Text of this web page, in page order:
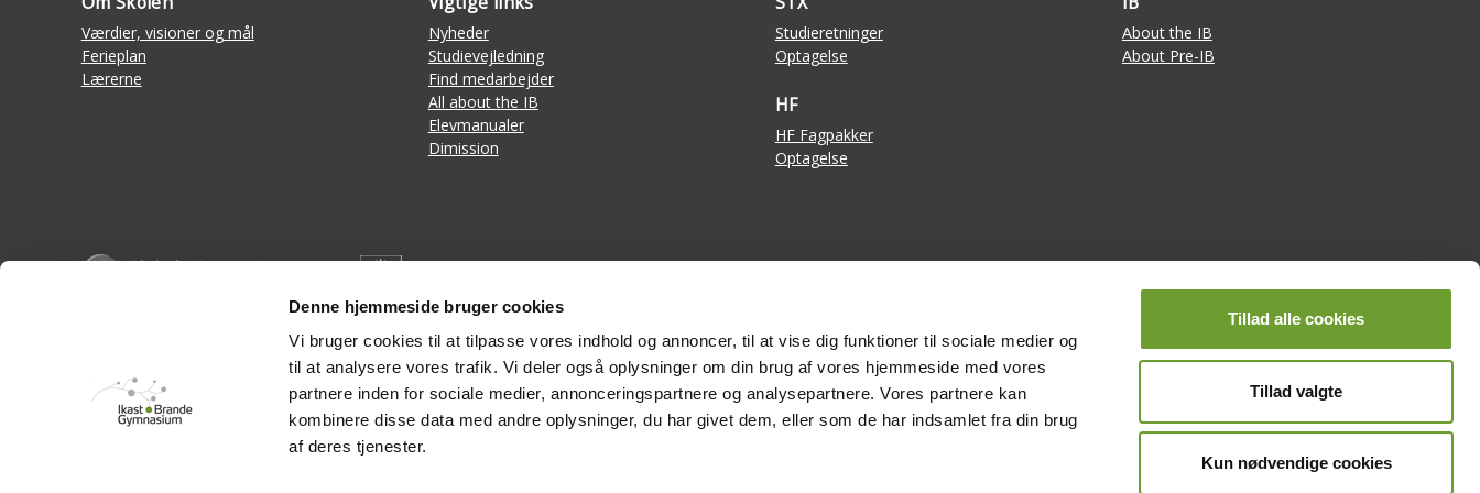
Denne hjemmeside bruger cookies
Vi bruger cookies til at tilpasse vores indhold og annoncer, til at vise dig funktioner til sociale medier og
til at analysere vores trafik. Vi deler også oplysninger om din brug af vores hjemmeside med vores
partnere inden for sociale medier, annonceringspartnere og analysepartnere. Vores partnere kan
kombinere disse data med andre oplysninger, du har givet dem, eller som de har indsamlet fra din brug
af deres tjenester.
Tillad alle cookies
Tillad valgte
Kun nødvendige cookies
Værdier, visioner og mål
Ferieplan
Lærerne
Nyheder
Studievejledning
Find medarbejder
All about the IB
Elevmanualer
Dimission
Studieretninger
Optagelse
HF
HF Fagpakker
Optagelse
About the IB
About Pre-IB
IKAST-BRANDE GYMNASIUM
Bøgildvej 6, DK-7430 Ikast •
+45 9715 3611 • ig@ikast-gym.dk •
Kontortid:
Man-tors 8:00-15:00 og fredag 8:00-14:00